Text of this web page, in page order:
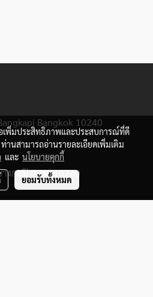
Bangkok 10240
งกะปิ กทม. 10240
เพิ่มประสิทธิภาพและประสบการณ์ที่ดี
านสามารถอ่านรายละเอียดเพิ่มเติม
และ นโยบายคุกกี้
ยอมรับทั้งหมด